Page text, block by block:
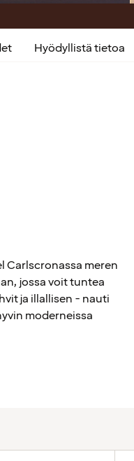
Hyödyllistä tietoa
Carlscronassa meren
jossa voit tuntea
ja illallisen - nauti
moderneissa